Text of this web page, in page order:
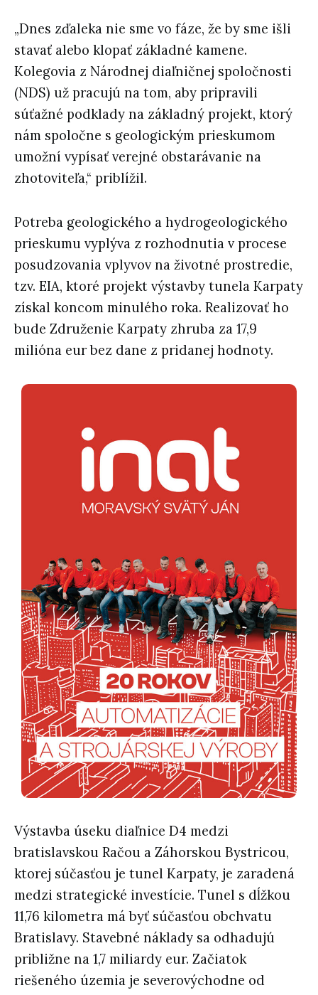
„Dnes zďaleka nie sme vo fáze, že by sme išli
stavať alebo klopať základné kamene.
Kolegovia z Národnej diaľničnej spoločnosti
(NDS) už pracujú na tom, aby pripravili
súťažné podklady na základný projekt, ktorý
nám spoločne s geologickým prieskumom
umožní vypísať verejné obstarávanie na
zhotoviteľa,“ priblížil.
Potreba geologického a hydrogeologického
prieskumu vyplýva z rozhodnutia v procese
posudzovania vplyvov na životné prostredie,
tzv. EIA, ktoré projekt výstavby tunela Karpaty
získal koncom minulého roka. Realizovať ho
bude Združenie Karpaty zhruba za 17,9
milióna eur bez dane z pridanej hodnoty.
Výstavba úseku diaľnice D4 medzi
bratislavskou Račou a Záhorskou Bystricou,
ktorej súčasťou je tunel Karpaty, je zaradená
medzi strategické investície. Tunel s dĺžkou
11,76 kilometra má byť súčasťou obchvatu
Bratislavy. Stavebné náklady sa odhadujú
približne na 1,7 miliardy eur. Začiatok
riešeného územia je severovýchodne od